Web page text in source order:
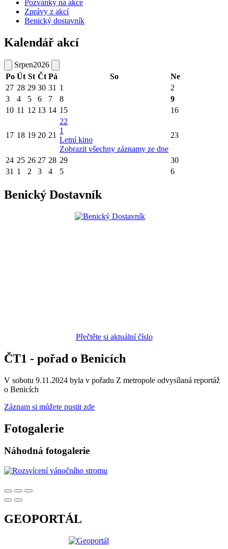
Pozvánky na akce
Zprávy z akcí
Benický dostavník
Kalendář akcí
Srpen2026
Po Út St Čt Pá So
Ne
27 28 29 30 31 1
2
3
4 5 6 7 8
9
10 11 12 13 14 15 16
17 18 19 20 21
22
1
Letní kino
Zobrazit všechny záznamy ze dne
23
24 25 26 27 28 29
30
31 1 2 3 4 5 6
Benický Dostavník
Přečtěte si aktuální číslo
ČT1 - pořad o Benicích
V sobotu 9.11.2024 byla v pořadu Z metropole odvysílaná reportáž
o Benicích
Záznam si můžete pustit zde
Fotogalerie
Náhodná fotogalerie
GEOPORTÁL